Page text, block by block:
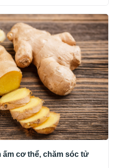
cơ thể, chăm sóc tử